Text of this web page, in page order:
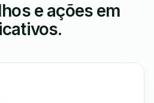
e ações em